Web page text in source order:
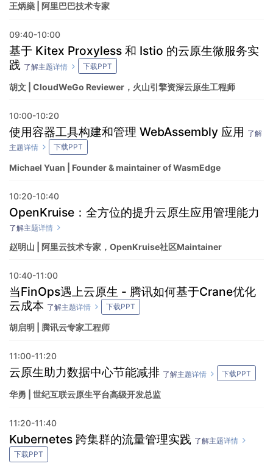
王炳燊 | 阿里巴巴技术专家
09:40-10:00
基于 Kitex Proxyless 和 Istio 的云原生微服务实
践 了解主题详情 下载PPT
胡文 | CloudWeGo Reviewer，火山引擎资深云原生工程师
10:00-10:20
使用容器工具构建和管理 WebAssembly 应用 了解
主题详情
下载PPT
Michael Yuan | Founder & maintainer of WasmEdge
10:20-10:40
OpenKruise：全方位的提升云原生应用管理能力
了解主题详情
赵明山 | 阿里云技术专家，OpenKruise社区Maintainer
10:40-11:00
当FinOps遇上云原生 - 腾讯如何基于Crane优化
云成本 了解主题详情 下载PPT
胡启明 | 腾讯云专家工程师
11:00-11:20
云原生助力数据中心节能减排 了解主题详情 下载PPT
华勇 | 世纪互联云原生平台高级开发总监
11:20-11:40
Kubernetes 跨集群的流量管理实践 了解主题详情
下载PPT